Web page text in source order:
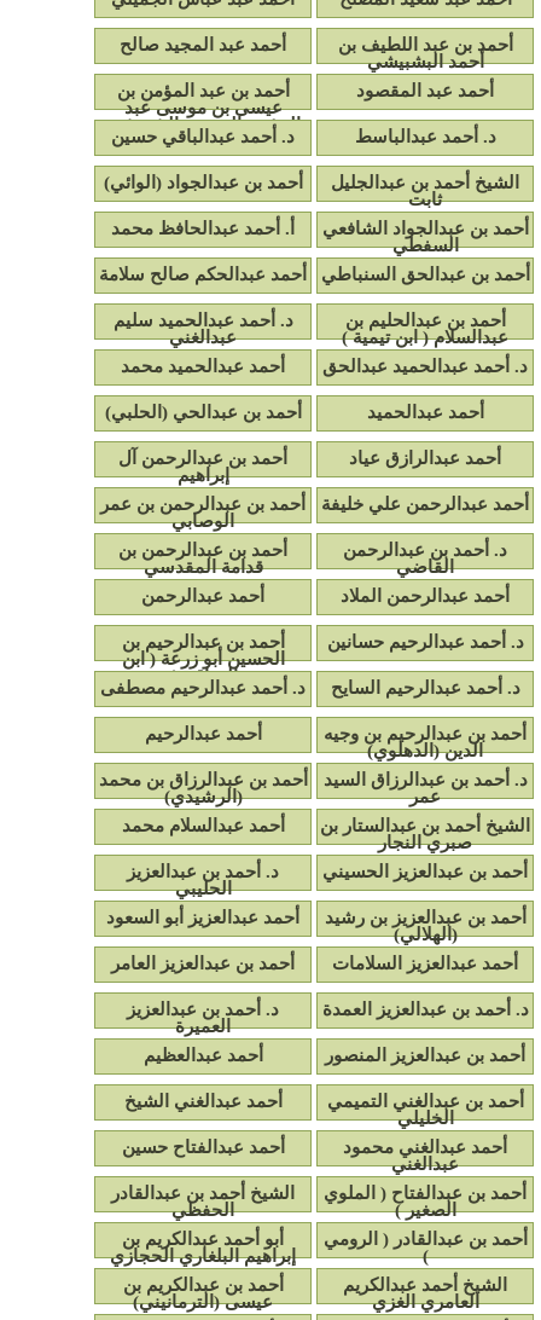
أحمد بن عبد اللطيف بن
أحمد البشبيشي
أحمد عبد المجيد صالح
أحمد عبد المقصود
أحمد بن عبد المؤمن بن
عيسى بن موسى عبد
المؤمن القيسي الشريشي
د. أحمد عبدالباسط د. أحمد عبدالباقي حسين
الشيخ أحمد بن عبدالجليل
ثابت
أحمد بن عبدالجواد (الوائي)
أحمد بن عبدالجواد الشافعي
السفطي
أ. أحمد عبدالحافظ محمد
أحمد بن عبدالحق السنباطي أحمد عبدالحكم صالح سلامة
أحمد بن عبدالحليم بن
عبدالسلام ( ابن تيمية )
د. أحمد عبدالحميد سليم
عبدالغني
د. أحمد عبدالحميد عبدالحق
أحمد عبدالحميد محمد
أحمد عبدالحميد أحمد بن عبدالحي (الحلبي)
أحمد عبدالرازق عياد
أحمد بن عبدالرحمن آل
إبراهيم
أحمد عبدالرحمن علي خليفة
أحمد بن عبدالرحمن بن عمر
الوصابي
د. أحمد بن عبدالرحمن
القاضي
أحمد بن عبدالرحمن بن
قدامة المقدسي
أحمد عبدالرحمن الملاد
أحمد عبدالرحمن
د. أحمد عبدالرحيم حسانين
أحمد بن عبدالرحيم بن
الحسين أبو زرعة ( ابن
العراقي )
د. أحمد عبدالرحيم السايح د. أحمد عبدالرحيم مصطفى
أحمد بن عبدالرحيم بن وجيه
الدين (الدهلوي)
أحمد عبدالرحيم
د. أحمد بن عبدالرزاق السيد
عمر
أحمد بن عبدالرزاق بن محمد
(الرشيدي)
الشيخ أحمد بن عبدالستار بن
صبري النجار
أحمد عبدالسلام محمد
أحمد بن عبدالعزيز الحسيني
د. أحمد بن عبدالعزيز
الحليبي
أحمد بن عبدالعزيز بن رشيد
(الهلالي)
أحمد عبدالعزيز أبو السعود
أحمد عبدالعزيز السلامات أحمد بن عبدالعزيز العامر
د. أحمد بن عبدالعزيز العمدة
د. أحمد بن عبدالعزيز
العميرة
أحمد بن عبدالعزيز المنصور
أحمد عبدالعظيم
أحمد بن عبدالغني التميمي
الخليلي
أحمد عبدالغني الشيخ
أحمد عبدالغني محمود
عبدالغني
أحمد عبدالفتاح حسين
أحمد بن عبدالفتاح ( الملوي
الصغير )
الشيخ أحمد بن عبدالقادر
الحفظي
أحمد بن عبدالقادر ( الرومي
)
أبو أحمد عبدالكريم بن
إبراهيم البلغاري الحجازي
الشيخ أحمد عبدالكريم
العامري الغزي
أحمد بن عبدالكريم بن
عيسى (الترمانيني)